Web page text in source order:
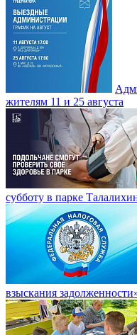
жителям 11 и 25 августа
субботу в парке
взыскания